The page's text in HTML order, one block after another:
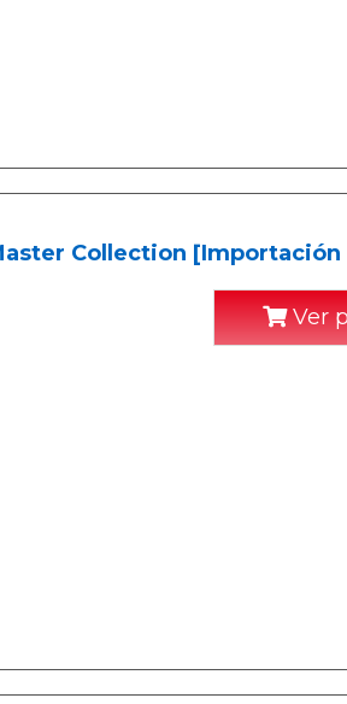
Collection [Importación
Ver